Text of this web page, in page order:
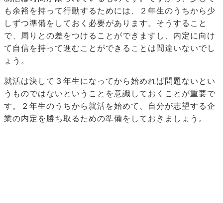
も余裕を持って行動するためには、２年生のうちから少
しずつ準備をしておく必要があります。そうすること
で、周りとの差をつけることができますし、内定に向け
て自信を持って進むことができることは間違いないでし
ょう。
就活は決して３年生になってから始めれば問題ないとい
うものではないということを意識しておくことが重要で
す。２年生のうちから就活を始めて、自分が志望する企
業の内定を勝ち取るための準備をしておきましょう。